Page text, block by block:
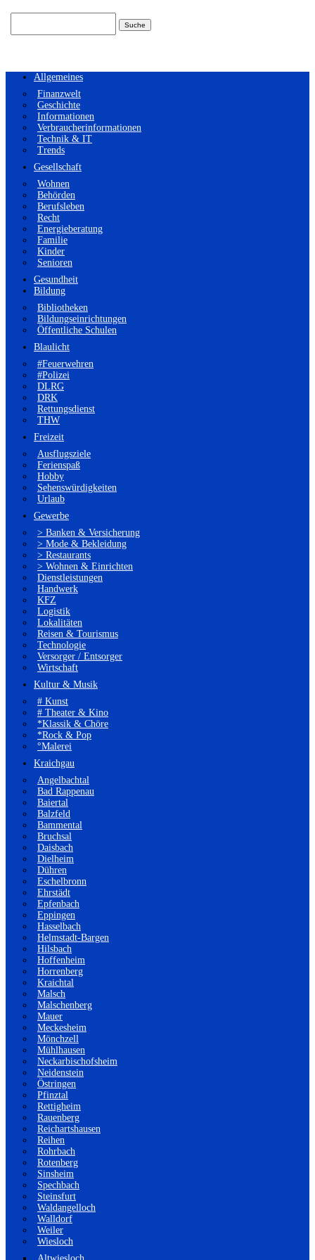
Allgemeines
Finanzwelt
Geschichte
Informationen
Verbraucherinformationen
Technik & IT
Trends
Gesellschaft
Wohnen
Behörden
Berufsleben
Recht
Energieberatung
Familie
Kinder
Senioren
Gesundheit
Bildung
Bibliotheken
Bildungseinrichtungen
Öffentliche Schulen
Blaulicht
#Feuerwehren
#Polizei
DLRG
DRK
Rettungsdienst
THW
Freizeit
Ausflugsziele
Ferienspaß
Hobby
Sehenswürdigkeiten
Urlaub
Gewerbe
> Banken & Versicherung
> Mode & Bekleidung
> Restaurants
> Wohnen & Einrichten
Dienstleistungen
Handwerk
KFZ
Logistik
Lokalitäten
Reisen & Tourismus
Technologie
Versorger / Entsorger
Wirtschaft
Kultur & Musik
# Kunst
# Theater & Kino
*Klassik & Chöre
*Rock & Pop
°Malerei
Kraichgau
Angelbachtal
Bad Rappenau
Baiertal
Balzfeld
Bammental
Bruchsal
Daisbach
Dielheim
Dühren
Eschelbronn
Ehrstädt
Epfenbach
Eppingen
Hasselbach
Helmstadt-Bargen
Hilsbach
Hoffenheim
Horrenberg
Kraichtal
Malsch
Malschenberg
Mauer
Meckesheim
Mönchzell
Mühlhausen
Neckarbischofsheim
Neidenstein
Östringen
Pfinztal
Rettigheim
Rauenberg
Reichartshausen
Reihen
Rohrbach
Rotenberg
Sinsheim
Spechbach
Steinsfurt
Waldangelloch
Walldorf
Weiler
Wiesloch